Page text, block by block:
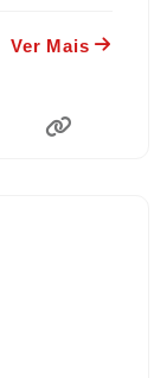
Ver Mais